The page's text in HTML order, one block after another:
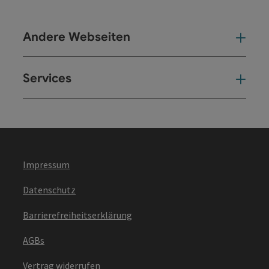
Andere Webseiten
Services
Impressum
Datenschutz
Barrierefreiheitserklärung
AGBs
Vertrag widerrufen